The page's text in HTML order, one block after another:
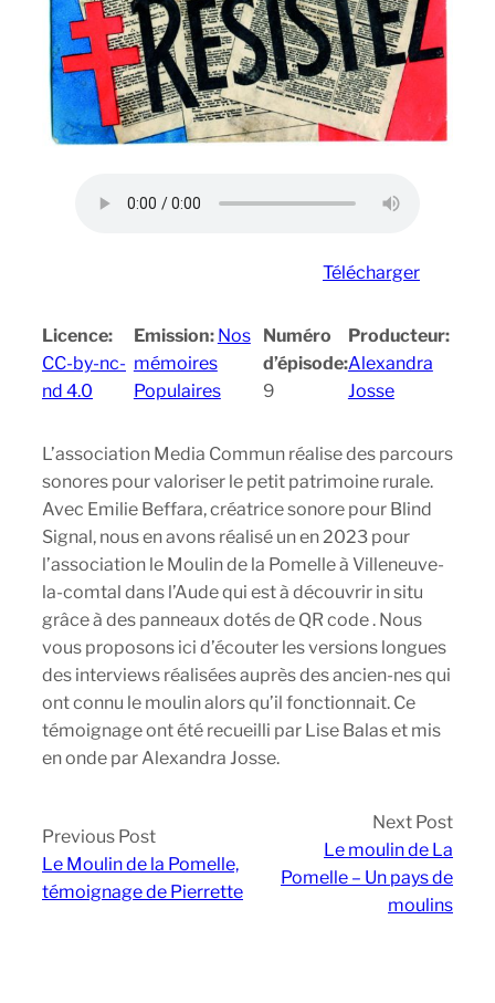
Télécharger
Licence:
CC-by-nc-
nd 4.0
Emission: Nos
mémoires
Populaires
Numéro
d’épisode:
9
Producteur:
Alexandra
Josse
L’association Media Commun réalise des parcours
sonores pour valoriser le petit patrimoine rurale.
Avec Emilie Beffara, créatrice sonore pour Blind
Signal, nous en avons réalisé un en 2023 pour
l’association le Moulin de la Pomelle à Villeneuve-
la-comtal dans l’Aude qui est à découvrir in situ
grâce à des panneaux dotés de QR code . Nous
vous proposons ici d’écouter les versions longues
des interviews réalisées auprès des ancien-nes qui
ont connu le moulin alors qu’il fonctionnait. Ce
témoignage ont été recueilli par Lise Balas et mis
en onde par Alexandra Josse.
Previous Post
Le Moulin de la Pomelle,
témoignage de Pierrette
Next Post
Le moulin de La
Pomelle – Un pays de
moulins